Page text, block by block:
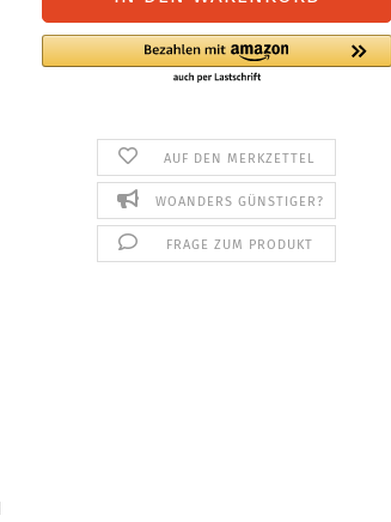
AUF DEN MERKZETTEL
WOANDERS GÜNSTIGER?
FRAGE ZUM PRODUKT